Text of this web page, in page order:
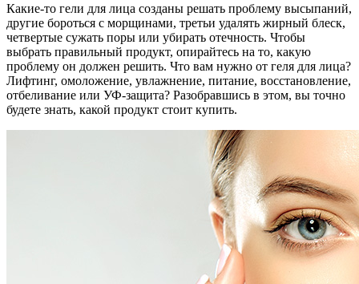
Какие-то гели для лица созданы решать проблему высыпаний,
другие бороться с морщинами, третьи удалять жирный блеск,
четвертые сужать поры или убирать отечность. Чтобы
выбрать правильный продукт, опирайтесь на то, какую
проблему он должен решить. Что вам нужно от геля для лица?
Лифтинг, омоложение, увлажнение, питание, восстановление,
отбеливание или УФ-защита? Разобравшись в этом, вы точно
будете знать, какой продукт стоит купить.